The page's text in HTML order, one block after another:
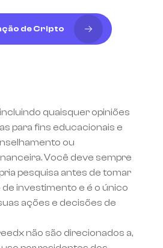
de Cripto
quaisquer opiniões
para fins educacionais e
ou
Você deve sempre
pesquisa antes de tomar
investimento e é o único
ações e decisões de
não são direcionados a,